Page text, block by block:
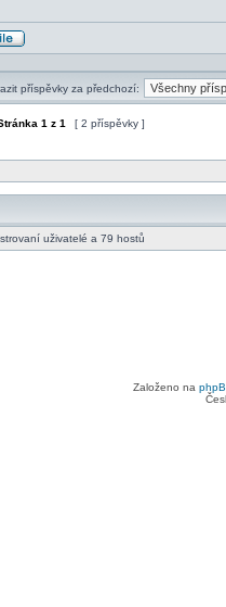
Profil
příspěvky za předchozí:
1 z 1 [ 2 příspěvky ]
uživatelé a 79 hostů
Založeno na